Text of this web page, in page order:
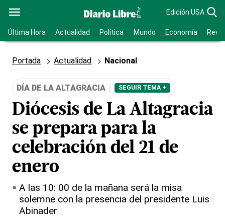
Edición USA
Última Hora Actualidad Política Mundo Economía
Portada Actualidad Nacional
DÍA DE LA ALTAGRACIA SEGUIR TEMA +
Diócesis de La Altagracia
se prepara para la
celebración del 21 de
enero
A las 10: 00 de la mañana será la misa
solemne con la presencia del presidente Luis
Abinader